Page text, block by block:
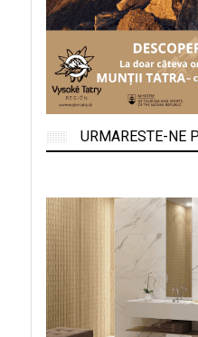
URMARESTE-NE